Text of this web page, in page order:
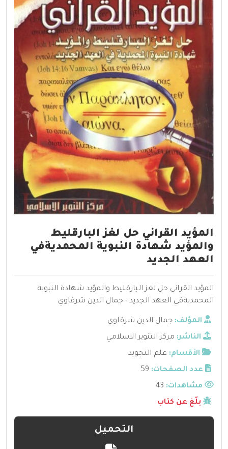
المؤيد القراني حل لغز البارقليط
والمؤيد شهادة النبوية المحمديةفي
العهد الجديد
المؤيد القراني حل لغز البارقليط والمؤيد شهادة النبوية
المحمديةفي العهد الجديد - جمال الدين شرقاوي
المؤلف: جمال الدين شرقاوي
الناشر: مركز التنوير الاسلامي
الأقسام: علم التجويد
عدد الصفحات: 59
مشاهدات:
بلّغ عن كتاب
التحميل